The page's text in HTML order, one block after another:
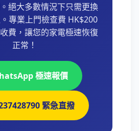
絕大多數情況下只需更換
專業上門檢查費 HK$200
費，讓您的家電極速恢復
正常！
極速報價
緊急直撥